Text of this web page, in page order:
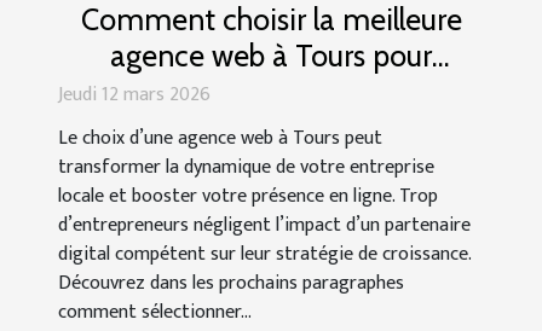
Comment choisir la meilleure
agence web à Tours pour
dynamiser votre entreprise
Jeudi 12 mars 2026
Le choix d’une agence web à Tours peut
transformer la dynamique de votre entreprise
locale et booster votre présence en ligne. Trop
d’entrepreneurs négligent l’impact d’un partenaire
digital compétent sur leur stratégie de croissance.
Découvrez dans les prochains paragraphes
comment sélectionner...